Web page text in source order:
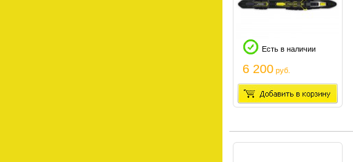
Есть в наличии
6 200 руб.